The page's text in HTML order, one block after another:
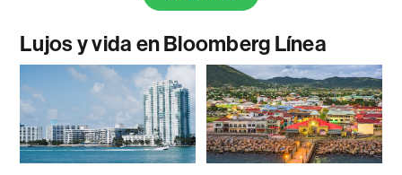
Lujos y vida en Bloomberg Línea